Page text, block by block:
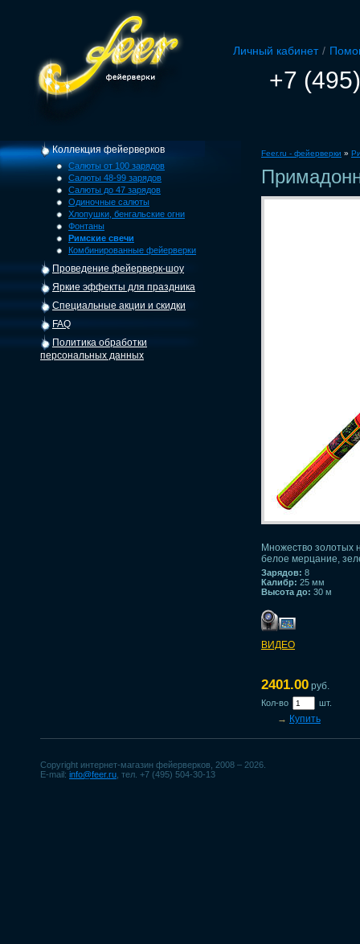
Личный кабинет /
+7
Коллекция фейерверков
Салюты от 100 зарядов
Салюты 48-99 зарядов
Салюты до 47 зарядов
Одиночные салюты
Хлопушки, бенгальские огни
Фонтаны
Римские свечи
Комбинированные фейерверки
Проведение фейерверк-шоу
Яркие эффекты для праздника
Специальные акции и скидки
FAQ
Политика обработки
персональных данных
Feer.ru - фейерверки »
Множество золотых
белое мерцание,
Зарядов: 8
Калибр: 25 мм
Высота до: 30 м
ВИДЕО
2401.00 руб.
Кол-во шт.
→ Купить
Copyright интернет-магазин фейерверков, 2008 – 2026.
E-mail: info@feer.ru , тел. +7 (495) 504-30-13